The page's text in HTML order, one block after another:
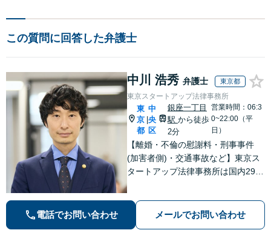
この質問に回答した弁護士
中川 浩秀 弁護士 東京都
東京スタートアップ法律事務所
東
京
都
中
央
区
銀座一丁目
駅 から徒歩
2分
営業時間：06:3
0~22:00（平
日）
【離婚・不倫の慰謝料・刑事事件
(加害者側)・交通事故など】東京ス
タートアップ法律事務所は国内29拠
予約制)】各分野で専門性の高い弁
護士が寄り添い解決をサポートしま
電話でお問い合わせ メールでお問い合わせ